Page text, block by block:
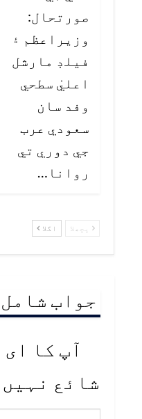
صورتحال:
وزيراعظم ۽
فيلڊ مارشل
اعليٰ سطحي
وفد سان
سعودي عرب
جي دوري تي
روانا…
پچھلا اگلا
جواب
آپ کا
شائع